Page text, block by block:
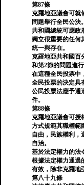
第87條
克羅地亞議會可就
問題舉行全民公決。
共和國總統可應政
獨立很重要的任何
統一與存在。
克羅地亞共和國百
和第2節的問題進行
在這種全民投票中
全民投票的決定具
公民投票法應予通
件。
第88條
克羅地亞議會可授
方式規範其職權範
自由，民族權利，
自治。
基於法定權力的法
根據法定權力通過
有效，除非克羅地
第八十九條